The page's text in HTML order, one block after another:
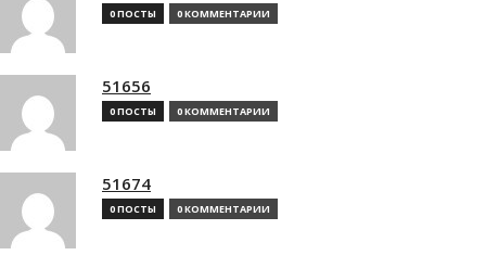
0 ПОСТЫ 0 КОММЕНТАРИИ
51656
0 ПОСТЫ 0 КОММЕНТАРИИ
51674
0 ПОСТЫ 0 КОММЕНТАРИИ